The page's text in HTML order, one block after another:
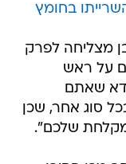
בחומץ
מצליחה לפרק
על ראש
שאתם
סוג אחר, שכן
שלכם".